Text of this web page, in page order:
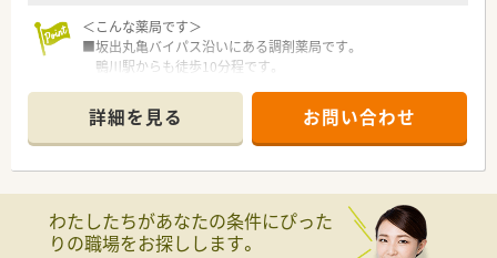
＜こんな薬局です＞
■坂出丸亀バイパス沿いにある調剤薬局です。
鴨川駅からも徒歩10分程です。
る店舗です。
■2022年の9月頃に移転したばかりなので、とても綺麗な店舗で
す。
■作業がしやすい様に、調剤室は整理整頓されている綺麗な薬局
■勤務時間や曜日については、まずはご相談ください。
扶養内～相談が可能です。
■健康サポート薬局取得している店舗です。
詳細を見る お問い合わせ
わたしたちがあなたの条件にぴった
りの職場をお探しします。